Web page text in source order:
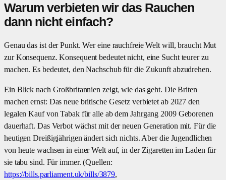
Warum verbieten wir das Rauchen
dann nicht einfach?
Genau das ist der Punkt. Wer eine rauchfreie Welt will, braucht Mut
zur Konsequenz. Konsequent bedeutet nicht, eine Sucht teurer zu
machen. Es bedeutet, den Nachschub für die Zukunft abzudrehen.
Ein Blick nach Großbritannien zeigt, wie das geht. Die Briten
machen ernst: Das neue britische Gesetz verbietet ab 2027 den
legalen Kauf von Tabak für alle ab dem Jahrgang 2009 Geborenen
dauerhaft. Das Verbot wächst mit der neuen Generation mit. Für die
heutigen Dreißigjährigen ändert sich nichts. Aber die Jugendlichen
von heute wachsen in einer Welt auf, in der Zigaretten im Laden für
sie tabu sind. Für immer. (Quellen:
https://bills.parliament.uk/bills/3879,